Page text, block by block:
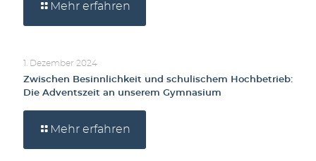
Mehr erfahren
1. Dezember 2024
Zwischen Besinnlichkeit und schulischem Hochbetrieb:
Die Adventszeit an unserem Gymnasium
Mehr erfahren